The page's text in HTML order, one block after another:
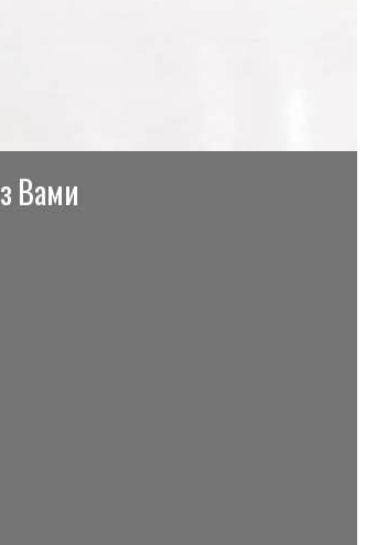
Вами